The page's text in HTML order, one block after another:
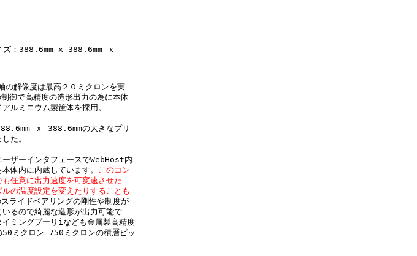
ズ：388.6mm x 388.6mm ｘ
の解像度は最高２０ミクロンを実
御で高精度の造形出力の為に本体
ルミニウム製筐体を採用。
ｘ 388.6mmの大きなプリ
た。
ーザーインタフェースでWebHost内
体内に内蔵しています。
このコン
も任意に出力速度を可変速させた
の温度設定を変えたりすることも
ライドベアリングの剛性や制度が
るので綺麗な造形が出力可能で
イミングプーリiなども金属製高精度
50ミクロン-750ミクロンの積層ピッ